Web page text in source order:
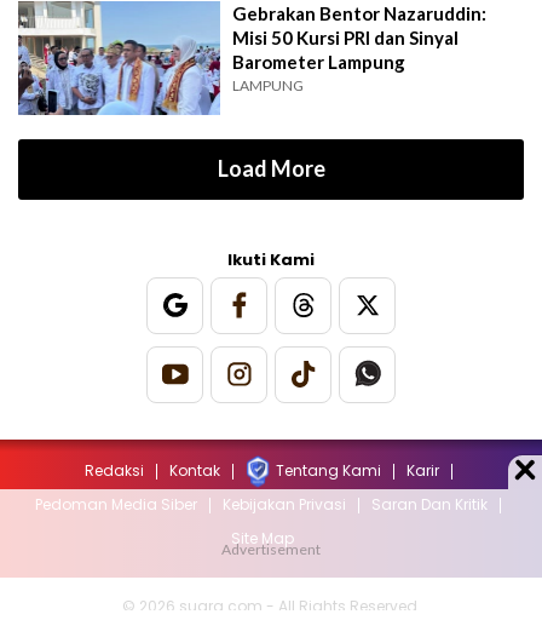
Gebrakan Bentor Nazaruddin:
Misi 50 Kursi PRI dan Sinyal
Barometer Lampung
LAMPUNG
Load More
Ikuti Kami
Redaksi Kontak Tentang Kami
Karir
Pedoman Media Siber
Kebijakan Privasi
Saran Dan Kritik
Site Map
© 2026 suara.com - All Rights Reserved.